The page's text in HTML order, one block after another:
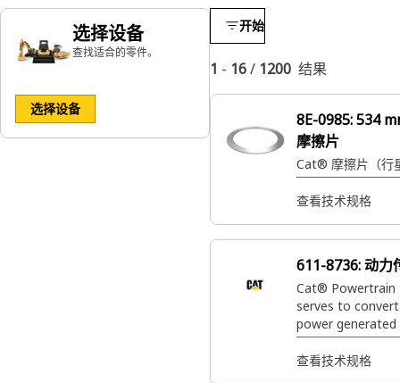
选择设备
查找适合的零件。
选择设备
开始
1 - 16/ 1200 结果
8E-0985:534
摩擦片
Cat® 摩擦片（行
查看技术规格
611-8736:动力
Cat® Powertrain
serves to
power
into torque,
transmitted to
查看技术规格